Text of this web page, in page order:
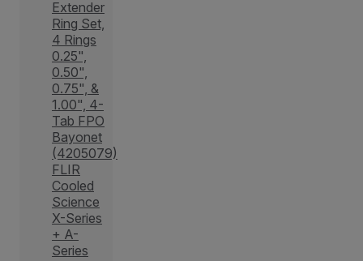
Extender
Ring Set,
4 Rings
0.25",
0.50",
0.75", &
1.00", 4-
Tab FPO
Bayonet
(4205079)
FLIR
Cooled
Science
X-Series
+ A-
Series